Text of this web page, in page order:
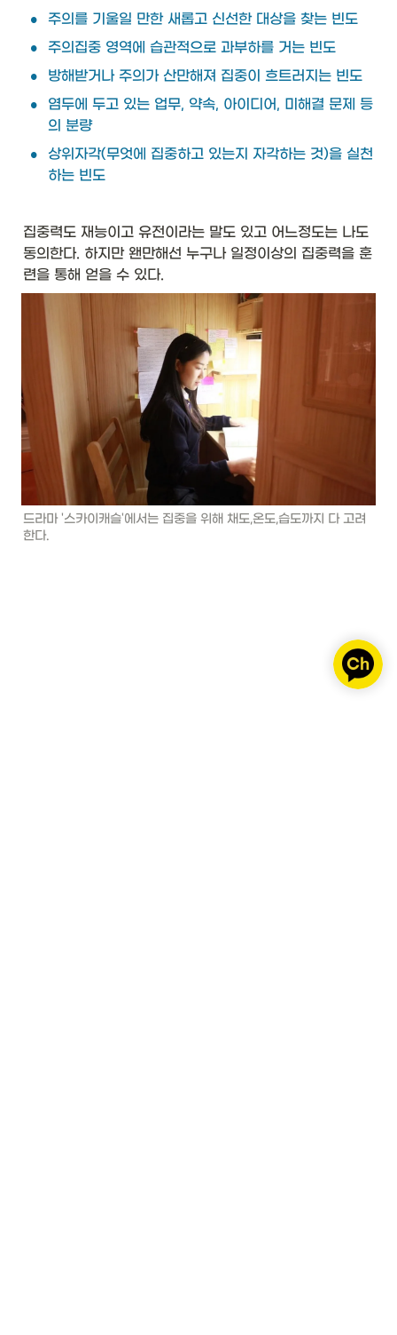
• 주의를 기울일 만한 새롭고 신선한 대상을 찾는 빈도
• 주의집중 영역에 습관적으로 과부하를 거는 빈도
• 방해받거나 주의가 산만해져 집중이 흐트러지는 빈도
•
염두에 두고 있는 업무, 약속, 아이디어, 미해결 문제 등
의 분량
•
상위자각(무엇에 집중하고 있는지 자각하는 것)을 실천
하는 빈도
집중력도 재능이고 유전이라는 말도 있고 어느정도는 나도
동의한다. 하지만 왠만해선 누구나 일정이상의 집중력을 훈
련을 통해 얻을 수 있다.
드라마 '스카이캐슬'에서는 집중을 위해 채도,온도,습도까지 다 고려
한다.